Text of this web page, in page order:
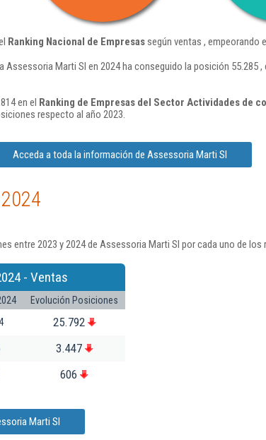
Ranking Nacional de Empresassegún ventas , empeorando
Assessoria Marti Sl en 2024 ha conseguido la posición 55.285
en el Ranking de Empresas del Sector Actividades de
respecto al año 2023.
Acceda a toda la información de Assessoria Marti Sl
entre 2023 y 2024 de Assessoria Marti Sl por cada uno de los
- Ventas
Evolución Posiciones
25.792
3.447
606
Marti Sl